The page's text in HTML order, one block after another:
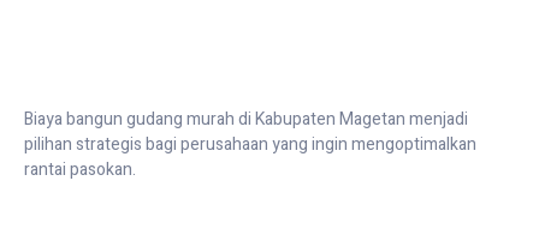
Biaya bangun gudang murah di Kabupaten Magetan menjadi
pilihan strategis bagi perusahaan yang ingin mengoptimalkan
rantai pasokan.